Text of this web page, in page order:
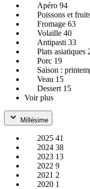
Apéro 94
Poissons et
Fromage 63
Volaille 40
Antipasti 33
Plats asiatiques
Porc 19
Saison :
Veau 15
Dessert 15
Voir plus
Millésime
2025 41
2024 38
2023 13
2022 9
2021 2
2020 1